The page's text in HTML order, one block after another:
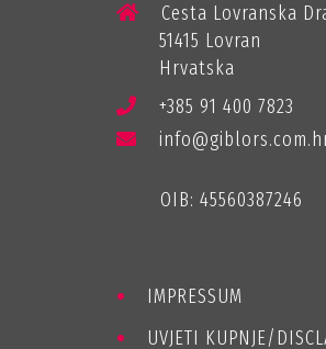
Cesta Lovranska
51415 Lovran
Hrvatska
+385 91 400 7823
OIB: 45560387246
IMPRESSUM
UVJETI KUPNJE/